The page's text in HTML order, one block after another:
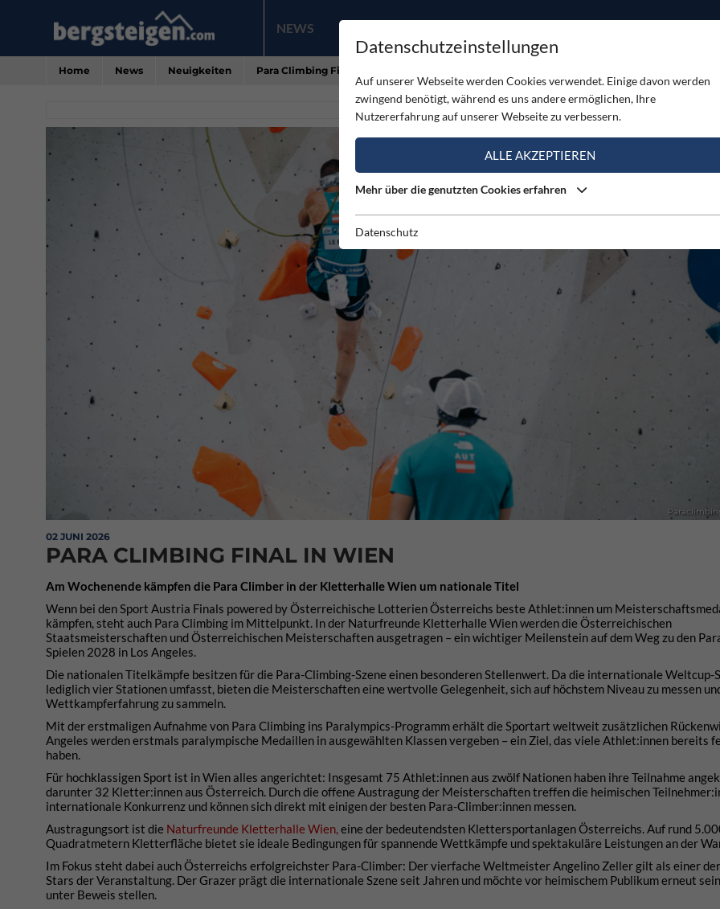
NEWS PRODUKTE
Home News Neuigkeiten Para Climbing Final in Wien
02 JUNI 2026
PARA CLIMBING FINAL IN WIEN
Am Wochenende kämpfen die Para Climber in der Kletterhalle Wien um nationale Titel
Wenn bei den Sport Austria Finals powered by Österreichische Lotterien Österreichs beste Athlet:innen um
kämpfen, steht auch Para Climbing im Mittelpunkt. In der Naturfreunde Kletterhalle Wien werden die Österreichischen
Staatsmeisterschaften und Österreichischen Meisterschaften ausgetragen – ein wichtiger Meilenstein auf dem Weg zu den
Spielen 2028 in Los Angeles.
Die nationalen Titelkämpfe besitzen für die Para-Climbing-Szene einen besonderen Stellenwert. Da die internationale Weltcup-
lediglich vier Stationen umfasst, bieten die Meisterschaften eine wertvolle Gelegenheit, sich auf höchstem Niveau zu messen
Wettkampferfahrung zu sammeln.
Mit der erstmaligen Aufnahme von Para Climbing ins Paralympics-Programm erhält die Sportart weltweit zusätzlichen
Angeles werden erstmals paralympische Medaillen in ausgewählten Klassen vergeben – ein Ziel, das viele Athlet:innen bereits
haben.
Für hochklassigen Sport ist in Wien alles angerichtet: Insgesamt 75 Athlet:innen aus zwölf Nationen haben ihre Teilnahme
darunter 32 Kletter:innen aus Österreich. Durch die offene Austragung der Meisterschaften treffen die heimischen
internationale Konkurrenz und können sich direkt mit einigen der besten Para-Climber:innen messen.
Austragungsort ist die Naturfreunde Kletterhalle Wien,eine der bedeutendsten Klettersportanlagen Österreichs. Auf rund
Quadratmetern Kletterfläche bietet sie ideale Bedingungen für spannende Wettkämpfe und spektakuläre Leistungen an der
Im Fokus steht dabei auch Österreichs erfolgreichster Para-Climber: Der vierfache Weltmeister Angelino Zeller gilt als einer
Stars der Veranstaltung. Der Grazer prägt die internationale Szene seit Jahren und möchte vor heimischem Publikum erneut
unter Beweis stellen.
Datenschutzeinstellungen
Auf unserer Webseite werden Cookies verwendet. Einige davon werden
zwingend benötigt, während es uns andere ermöglichen, Ihre
Nutzererfahrung auf unserer Webseite zu verbessern.
ALLE AKZEPTIEREN
Mehr über die genutzten Cookies erfahren
Datenschutz